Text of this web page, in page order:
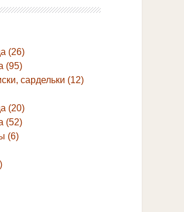
(26)
(95)
сардельки (12)
(20)
(52)
(6)